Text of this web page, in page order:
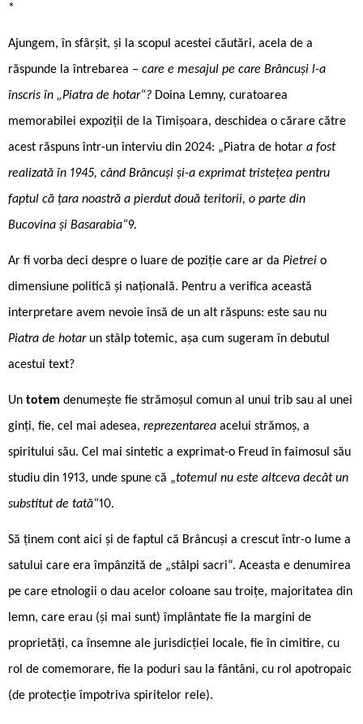
*
Ajungem, în sfârșit, și la scopul acestei căutări, acela de a
răspunde la întrebarea – care e mesajul pe care Brâncuși l-a
înscris în „Piatra de hotar“? Doina Lemny, curatoarea
memorabilei expoziții de la Timișoara, deschidea o cărare către
acest răspuns într-un interviu din 2024: „Piatra de hotar a fost
realizată în 1945, când Brâncuși și-a exprimat tristețea pentru
faptul că țara noastră a pierdut două teritorii, o parte din
Bucovina și Basarabia“9.
Ar fi vorba deci despre o luare de poziție care ar da Pietrei o
dimensiune politică și națională. Pentru a verifica această
interpretare avem nevoie însă de un alt răspuns: este sau nu
Piatra de hotar un stâlp totemic, așa cum sugeram în debutul
acestui text?
Un totem denumește fie strămoșul comun al unui trib sau al unei
ginți, fie, cel mai adesea, reprezentarea acelui strămoș, a
spiritului său. Cel mai sintetic a exprimat-o Freud în faimosul său
studiu din 1913, unde spune că „totemul nu este altceva decât un
substitut de tată“10.
Să ținem cont aici și de faptul că Brâncuși a crescut într-o lume a
satului care era împânzită de „stâlpi sacri“. Aceasta e denumirea
pe care etnologii o dau acelor coloane sau troițe, majoritatea din
lemn, care erau (și mai sunt) împlântate fie la margini de
proprietăți, ca însemne ale jurisdicției locale, fie în cimitire, cu
rol de comemorare, fie la poduri sau la fântâni, cu rol apotropaic
(de protecție împotriva spiritelor rele).